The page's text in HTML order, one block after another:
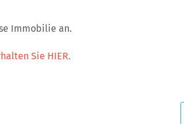
Immobilie an.
Sie HIER.